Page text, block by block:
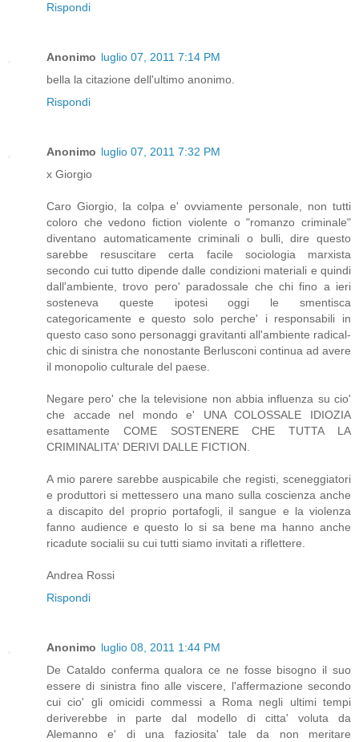
Rispondi
Anonimo luglio 07, 2011 7:14 PM
bella la citazione dell'ultimo anonimo.
Rispondi
Anonimo luglio 07, 2011 7:32 PM
x Giorgio
Caro Giorgio, la colpa e' ovviamente personale, non tutti
coloro che vedono fiction violente o "romanzo criminale"
diventano automaticamente criminali o bulli, dire questo
sarebbe resuscitare certa facile sociologia marxista
secondo cui tutto dipende dalle condizioni materiali e quindi
dall'ambiente, trovo pero' paradossale che chi fino a ieri
sosteneva queste ipotesi oggi le smentisca
categoricamente e questo solo perche' i responsabili in
questo caso sono personaggi gravitanti all'ambiente radical-
chic di sinistra che nonostante Berlusconi continua ad avere
il monopolio culturale del paese.
Negare pero' che la televisione non abbia influenza su cio'
che accade nel mondo e' UNA COLOSSALE IDIOZIA
esattamente COME SOSTENERE CHE TUTTA LA
CRIMINALITA' DERIVI DALLE FICTION.
A mio parere sarebbe auspicabile che registi, sceneggiatori
e produttori si mettessero una mano sulla coscienza anche
a discapito del proprio portafogli, il sangue e la violenza
fanno audience e questo lo si sa bene ma hanno anche
ricadute socialii su cui tutti siamo invitati a riflettere.
Andrea Rossi
Rispondi
Anonimo luglio 08, 2011 1:44 PM
De Cataldo conferma qualora ce ne fosse bisogno il suo
essere di sinistra fino alle viscere, l'affermazione secondo
cui cio' gli omicidi commessi a Roma negli ultimi tempi
deriverebbe in parte dal modello di citta' voluta da
Alemanno e' di una faziosita' tale da non meritare